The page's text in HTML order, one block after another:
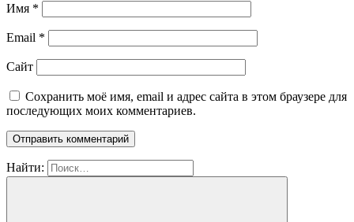
Имя *
Email *
Сайт
Сохранить моё имя, email и адрес сайта в этом браузере для
последующих моих комментариев.
Найти: